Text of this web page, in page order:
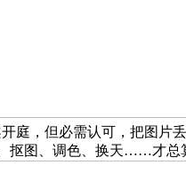
庭，但必需认可，把图片
抠图、调色、换天……才总